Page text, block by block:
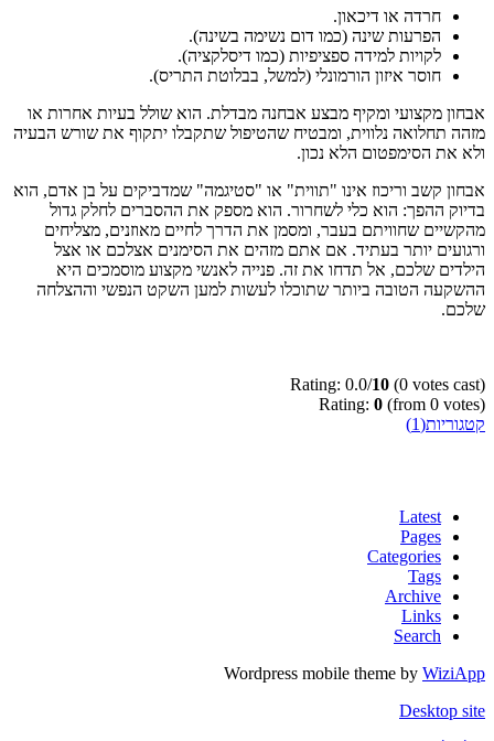
חרדה או דיכאון.
הפרעות שינה (כמו דום נשימה בשינה).
לקויות למידה ספציפיות (כמו דיסלקציה).
חוסר איזון הורמונלי (למשל, בבלוטת התריס).
אבחון מקצועי ומקיף מבצע אבחנה מבדלת. הוא שולל בעיות אחרות או
מזהה תחלואה נלווית, ומבטיח שהטיפול שתקבלו יתקוף את שורש הבעיה
ולא את הסימפטום הלא נכון.
אבחון קשב וריכוז אינו "תווית" או "סטיגמה" שמדביקים על בן אדם, הוא
בדיוק ההפך: הוא כלי לשחרור. הוא מספק את ההסברים לחלק גדול
מהקשיים שחוויתם בעבר, ומסמן את הדרך לחיים מאוזנים, מצליחים
ורגועים יותר בעתיד. אם אתם מזהים את הסימנים אצלכם או אצל
הילדים שלכם, אל תדחו את זה. פנייה לאנשי מקצוע מוסמכים היא
ההשקעה הטובה ביותר שתוכלו לעשות למען השקט הנפשי וההצלחה
שלכם.
Rating: 0.0/10 (0 votes cast)
Rating: 0 (from 0 votes)
קטגוריות(1)
Latest
Pages
Categories
Tags
Archive
Links
Search
Wordpress mobile theme by WiziApp
Desktop site